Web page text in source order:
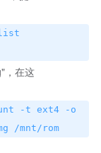
，在这
-t ext4 -o
/mnt/rom